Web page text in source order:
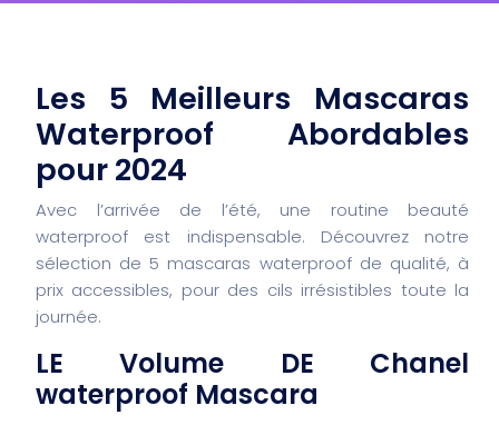
Les 5 Meilleurs Mascaras
Waterproof Abordables
pour 2024
Avec l’arrivée de l’été, une routine beauté
waterproof est indispensable. Découvrez notre
sélection de 5 mascaras waterproof de qualité, à
prix accessibles, pour des cils irrésistibles toute la
journée.
LE Volume DE Chanel
waterproof Mascara